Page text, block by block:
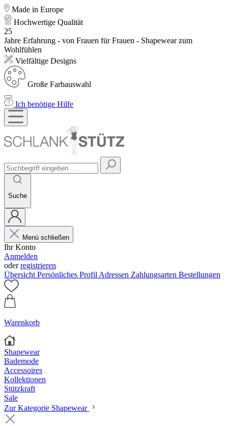
Made in Europe
Hochwertige Qualität
25
Jahre Erfahrung - von Frauen für Frauen - Shapewear zum
Wohlfühlen
Vielfältige Designs
Große Farbauswahl
Ich benötige Hilfe
Suche
Menü schließen
Ihr Konto
Anmelden
oderregistrieren
Übersicht Persönliches Profil Adressen Zahlungsarten Bestellungen
Warenkorb
Shapewear
Bademode
Accessoires
Kollektionen
Stützkraft
Sale
Zur Kategorie Shapewear